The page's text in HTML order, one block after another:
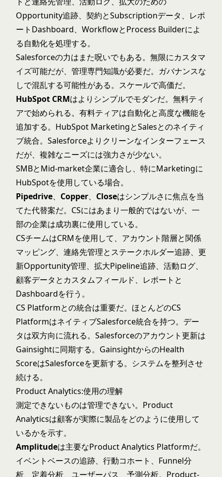
Opportunity追跡、契約とSubscriptionデータ、レポ
ートDashboard、WorkflowとProcess Builderによ
る自動化を処理する。
Salesforceの力はまた呪いでもある。無限にカスタマ
イズ可能だが、管理専門知識が必要だ。ガバナンスな
しで混乱する可能性がある。スケールで高価だ。
HubSpot CRMはよりシンプルでモダンだ。無料ティ
アで始められる。有料ティアは自動化と高度な機能を
追加する。HubSpot MarketingとSalesとのネイティ
ブ統合。Salesforceよりクリーンなインターフェース
だが、複雑なニーズには強力さが少ない。
SMBとMid-market企業に適合し、特にMarketingに
HubSpotを使用している場合。
Pipedrive、 Copper、 Closeはシンプルさに焦点を当
てた代替案だ。CSにはあまり一般的ではないが、一
部の企業は成功裏に使用している。
CSチームはCRMを使用して、アカウント階層と関係
マッピング、連絡先管理とステークホルダー追跡、更
新Opportunity管理、拡大Pipeline追跡、活動ログ、
顧客データとカスタムフィールド、レポートと
Dashboardを行う。
CS Platformとの統合は重要だ。ほとんどのCS
PlatformはネイティブSalesforce統合を持つ。デー
タは双方向に流れる。Salesforceのアカウント更新は
Gainsightに同期する。GainsightからのHealth
ScoreはSalesforceを更新する。システムを整列させ
続ける。
Product Analytics:使用の理解
測定できないものは管理できない。Product
Analyticsは顧客が実際に製品をどのように使用して
いるかを示す。
Amplitudeは主要なProduct Analytics Platformだ。
イベントベースの追跡、行動コホート、Funnel分
析、定着分析、ユーザーパス、予測分析。Product-